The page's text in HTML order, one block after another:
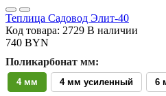
Теплица Садовод Элит-40
Код товара: 2729 В наличии
740 BYN
Поликарбонат мм:
4 мм 4 мм усиленный 6